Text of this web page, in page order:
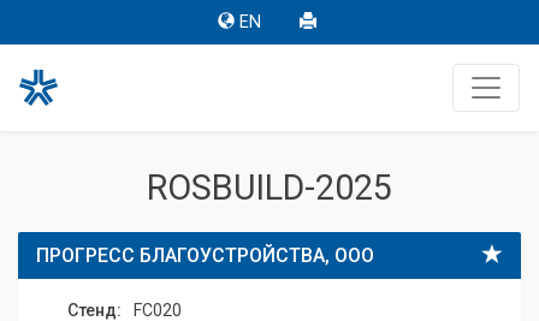
EN
ROSBUILD-2025
ПРОГРЕСС БЛАГОУСТРОЙСТВА, ООО
Стенд:
FC020